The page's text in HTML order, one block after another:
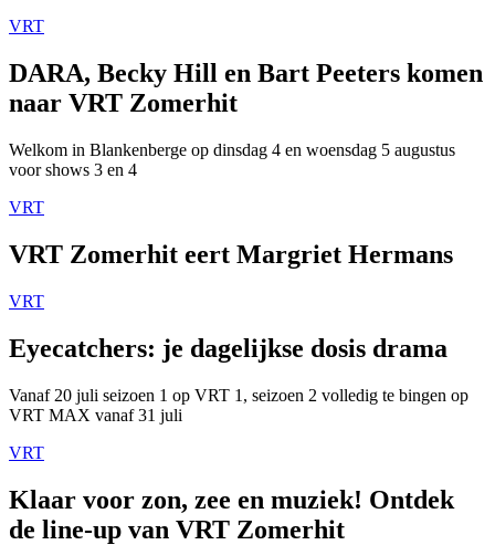
VRT
DARA, Becky Hill en Bart Peeters komen
naar VRT Zomerhit
Welkom in Blankenberge op dinsdag 4 en woensdag 5 augustus
voor shows 3 en 4
VRT
VRT Zomerhit eert Margriet Hermans
VRT
Eyecatchers: je dagelijkse dosis drama
Vanaf 20 juli seizoen 1 op VRT 1, seizoen 2 volledig te bingen op
VRT MAX vanaf 31 juli
VRT
Klaar voor zon, zee en muziek! Ontdek
de line-up van VRT Zomerhit